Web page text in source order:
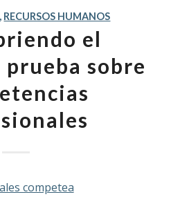
, RECURSOS HUMANOS
el
sobre